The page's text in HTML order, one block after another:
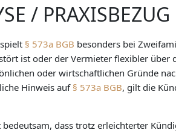
/ PRAXISBEZUG
§ 573a BGB besonders bei
ist oder der Vermieter flexibler über
oder wirtschaftlichen Gründe
Hinweis auf § 573a BGB, gilt die
dass trotz erleichterter